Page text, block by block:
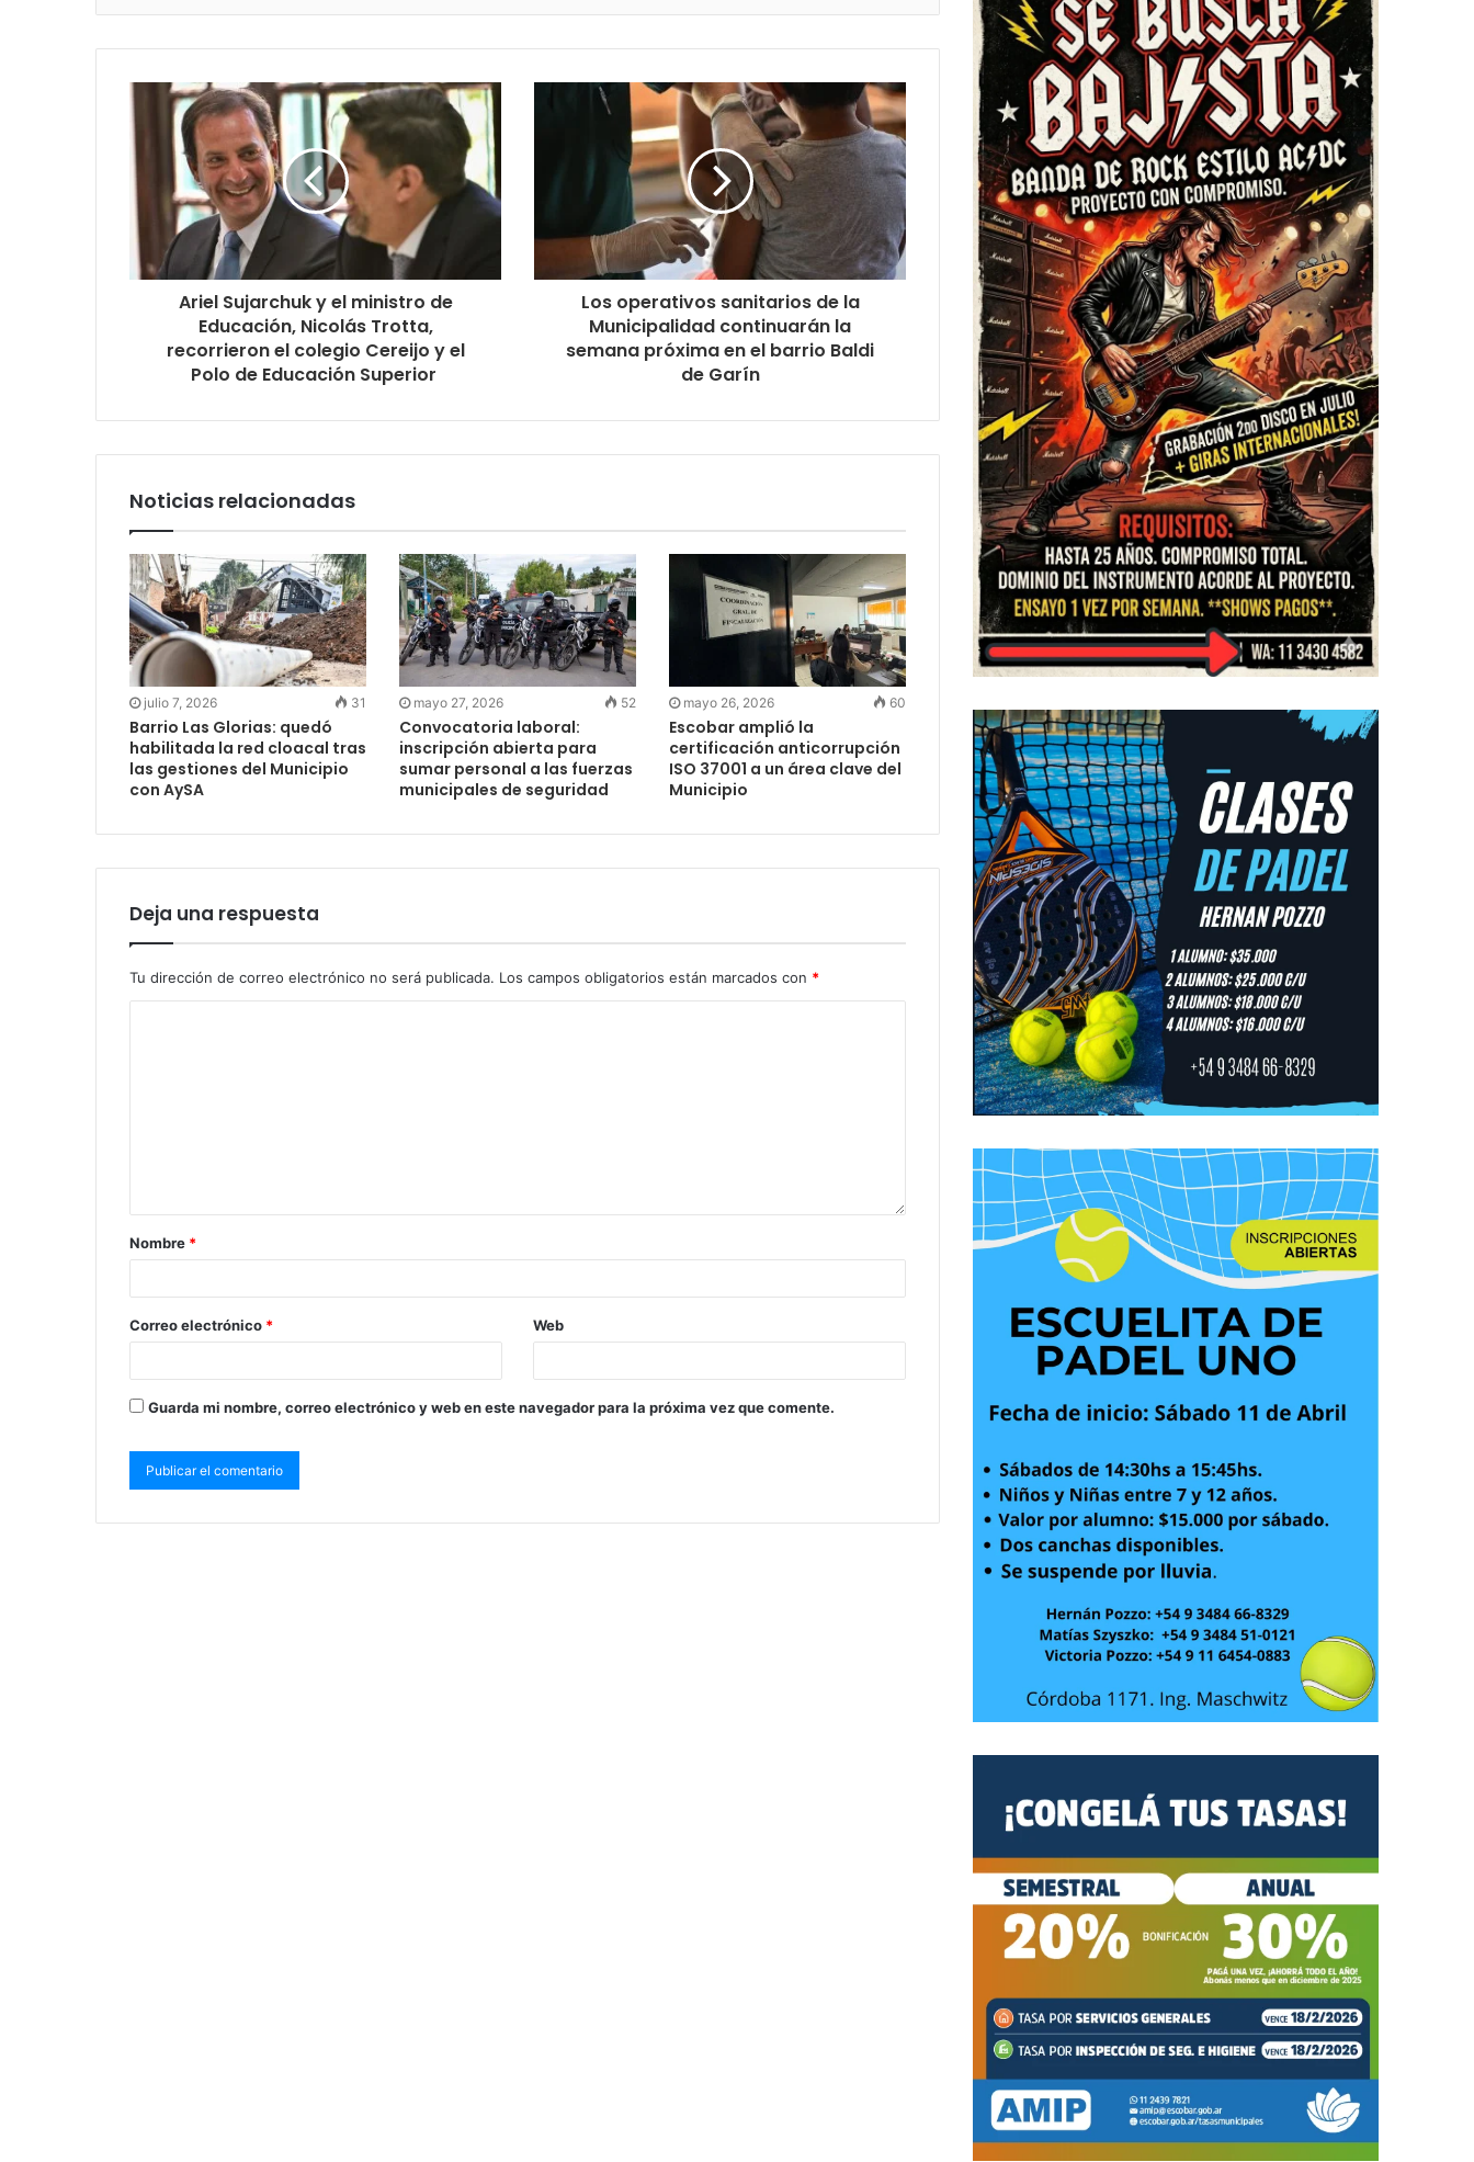
Ariel Sujarchuk y el ministro de
Educación, Nicolás Trotta,
recorrieron el colegio Cereijo y el
Polo de Educación Superior
Los operativos sanitarios de la
Municipalidad continuarán la
semana próxima en el barrio Baldi
de Garín
Noticias relacionadas
julio 7, 2026 31
Barrio Las Glorias: quedó
habilitada la red cloacal tras
las gestiones del Municipio
con AySA
mayo 27, 2026 52
Convocatoria laboral:
inscripción abierta para
sumar personal a las fuerzas
municipales de seguridad
mayo 26, 2026 60
Escobar amplió la
certificación anticorrupción
ISO 37001 a un área clave del
Municipio
Deja una respuesta
Tu dirección de correo electrónico no será publicada. Los campos obligatorios están marcados con *
Nombre *
Correo electrónico * Web
Guarda mi nombre, correo electrónico y web en este navegador para la próxima vez que comente.